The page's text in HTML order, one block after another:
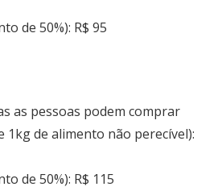
de 50%): R$ 95
as pessoas podem comprar
1kg de alimento não perecível):
de 50%): R$ 115